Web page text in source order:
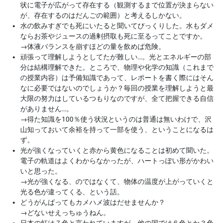
状に電子が広がって存在する（観測するまで位置が決まらない
が、存在するのはだんごの範囲）と考えるしかない。
水の飲みすぎでも死にいたると聞いてびっくりした。水もダメ
ならお茶やジュースの過剰摂取も死に至るってことですか。
→体液バランスを崩すほどの量を飲めば危険。
頑張って理解しようとしてたが難しい…。光とエネルギーの部
分は結構理解できた。ところで、物理や化学の知識（これまで
の授業内容）は予備知識であって、レポートを書く際にはそん
なに必要ではないのでしょうか？毎回の授業を理解しようと最
大限の努力はしているつもりなのですが、全て把握できる自信
がありません…。
→得た知識を100％使う状況というのは普通は無いわけで、沢
山知っておいて余裕を持って一部を使う、ということになるは
ず。
光が強くなっていくと赤から黄色になることは初めて聞いた。
電子の軌道はよくわからなかったが、ハートっぽい形がかわい
いと思った。
→光が強くなる、のではなくて、物体の温度が上がっていくと
光る色が違ってくる、という話。
どうがんばってもカメハメ波はだせませんか？
→どないせえっちゅうねん。